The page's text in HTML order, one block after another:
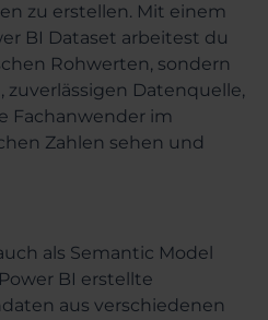
zu erstellen. Mit einem
BI Dataset arbeitest du
Rohwerten, sondern
Datenquelle,
Fachanwender im
Zahlen sehen und
als Semantic Model
BI erstellte
aus verschiedenen